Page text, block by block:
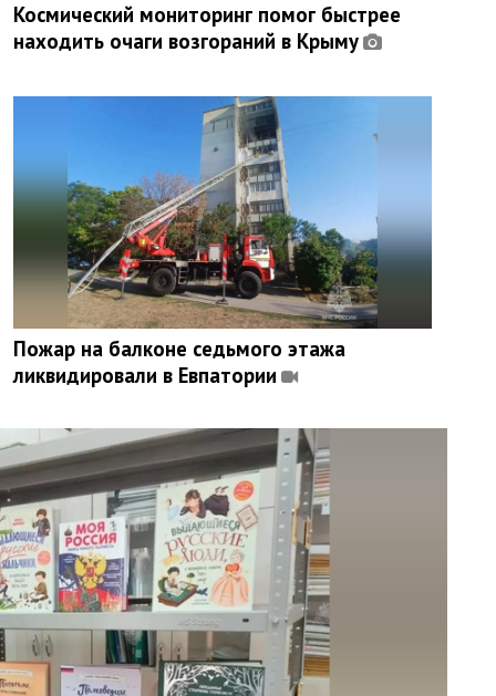
Космический мониторинг помог быстрее
находить очаги возгораний в Крыму
Пожар на балконе седьмого этажа
ликвидировали в Евпатории